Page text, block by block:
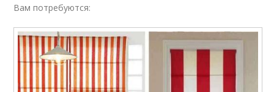
Вам потребуются: